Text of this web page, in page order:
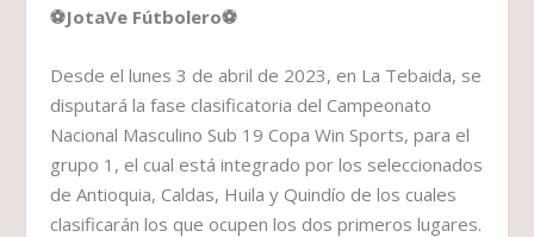
⚽JotaVe Fútbolero⚽
Desde el lunes 3 de abril de 2023, en La Tebaida, se
disputará la fase clasificatoria del Campeonato
Nacional Masculino Sub 19 Copa Win Sports, para el
grupo 1, el cual está integrado por los seleccionados
de Antioquia, Caldas, Huila y Quindío de los cuales
clasificarán los que ocupen los dos primeros lugares.